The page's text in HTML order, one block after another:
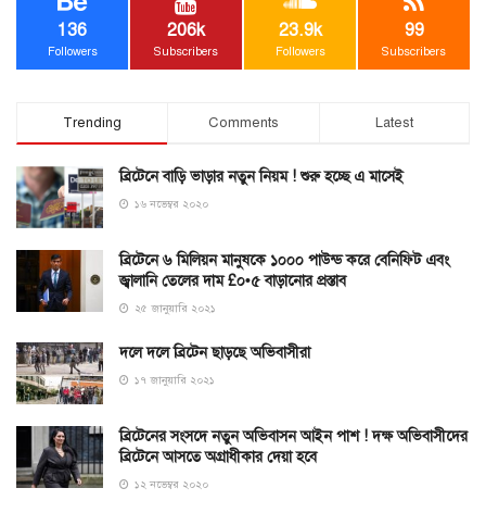
136
Followers
206k
Subscribers
23.9k
Followers
99
Subscribers
Trending Comments Latest
ব্রিটেনে বাড়ি ভাড়ার নতুন নিয়ম ! শুরু হচ্ছে এ মাসেই
১৬ নভেম্বর ২০২০
ব্রিটেনে ৬ মিলিয়ন মানুষকে ১০০০ পাউন্ড করে বেনিফিট এবং
জ্বালানি তেলের দাম £০•৫ বাড়ানোর প্রস্তাব
২৫ জানুয়ারি ২০২১
দলে দলে ব্রিটেন ছাড়ছে অভিবাসীরা
১৭ জানুয়ারি ২০২১
ব্রিটেনের সংসদে নতুন অভিবাসন আইন পাশ ! দক্ষ অভিবাসীদের
ব্রিটেনে আসতে অগ্রাধীকার দেয়া হবে
১২ নভেম্বর ২০২০